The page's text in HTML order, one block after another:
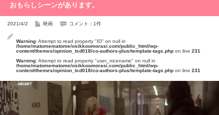
おもらしシーンがあります。
2021/4/2 映画 コメント：1件
Warning: Attempt to read property "ID" on null in
/home/matomematome/osikkoomorasi.com/public_html/wp-
content/themes/opinion_tcd018/co-authors-plus/template-tags.php on line 231
Warning: Attempt to read property "user_nicename" on null in
/home/matomematome/osikkoomorasi.com/public_html/wp-
content/themes/opinion_tcd018/co-authors-plus/template-tags.php on line 231